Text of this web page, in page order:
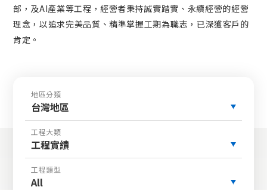
部，及AI產業等工程，經營者秉持誠實踏實、永續經營的經營
理念，以追求完美品質、精準掌握工期為職志，已深獲客戶的
肯定。
地區分類
台灣地區
工程大類
工程實績
工程類型
All